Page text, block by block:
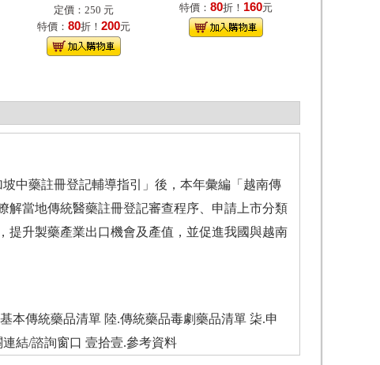
定價：250 元
特價： 80折！ 200元
特價： 80折！ 160元
中藥註冊登記輔導指引」後，本年彙編「越南傳
解當地傳統醫藥註冊登記審查程序、申請上市分類
提升製藥產業出口機會及產值，並促進我國與越南
本傳統藥品清單 陸.傳統藥品毒劇藥品清單 柒.申
結/諮詢窗口 壹拾壹.參考資料